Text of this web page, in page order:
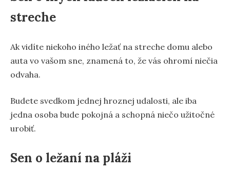
streche
Ak vidíte niekoho iného ležať na streche domu alebo
auta vo vašom sne, znamená to, že vás ohromí niečia
odvaha.
Budete svedkom jednej hroznej udalosti, ale iba
jedna osoba bude pokojná a schopná niečo užitočné
urobiť.
Sen o ležaní na pláži